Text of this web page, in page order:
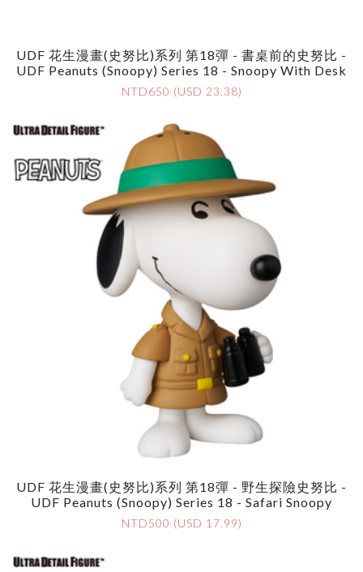
UDF 花生漫畫(史努比)系列 第18彈 - 書桌前的史努比 -
UDF Peanuts (Snoopy) Series 18 - Snoopy With Desk
NTD650 (USD 23.38)
UDF 花生漫畫(史努比)系列 第18彈 - 野生探險史努比 -
UDF Peanuts (Snoopy) Series 18 - Safari Snoopy
NTD500 (USD 17.99)